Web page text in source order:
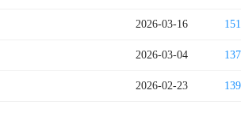
2026-03-16
2026-03-04
2026-02-23